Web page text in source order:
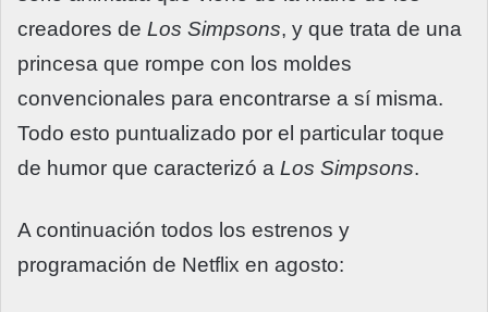
creadores de Los Simpsons, y que trata de una
princesa que rompe con los moldes
convencionales para encontrarse a sí misma.
Todo esto puntualizado por el particular toque
de humor que caracterizó a Los Simpsons.
A continuación todos los estrenos y
programación de Netflix en agosto: